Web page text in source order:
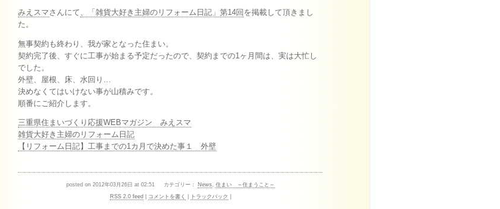
みえスマさんにて 、「雑貨大好き主婦のリフォーム日記」第14回 を掲載して頂きまし
た。
無事契約も終わり、我が家となった住まい。
契約完了後、すぐに工事が始まる予定だったので、契約までの1ヶ月間は、実は大忙し
でした。
外壁、屋根、床、水回り…
決めなくてはいけない事が山積みです。
順番にご紹介します。
三重県住まいづくり応援WEBマガジン みえスマ
雑貨大好き主婦のリフォーム日記
【リフォーム日記】工事までの1カ月で決めた事１ 外壁
posted on 2012年03月26日 at 02:51 カテゴリー： News, 住まい ～住まうこと～
RSS 2.0 feed
コメントを書く トラックバック